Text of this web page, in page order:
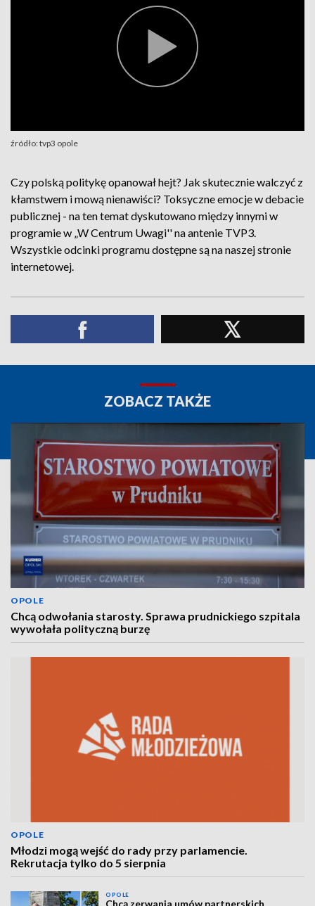
źródło: tvp3 opole
Czy polską politykę opanował hejt? Jak skutecznie walczyć z
kłamstwem i mową nienawiści? Toksyczne emocje w debacie
publicznej - na ten temat dyskutowano między innymi w
programie w „W Centrum Uwagi'' na antenie TVP3.
Wszystkie odcinki programu dostępne są na naszej stronie
internetowej.
ZOBACZ TAKŻE
OPOLE
Chcą odwołania starosty. Sprawa prudnickiego szpitala
wywołała polityczną burzę
OPOLE
Młodzi mogą wejść do rady przy parlamencie.
Rekrutacja tylko do 5 sierpnia
OPOLE
Chcą zerwania umów partnerskich.